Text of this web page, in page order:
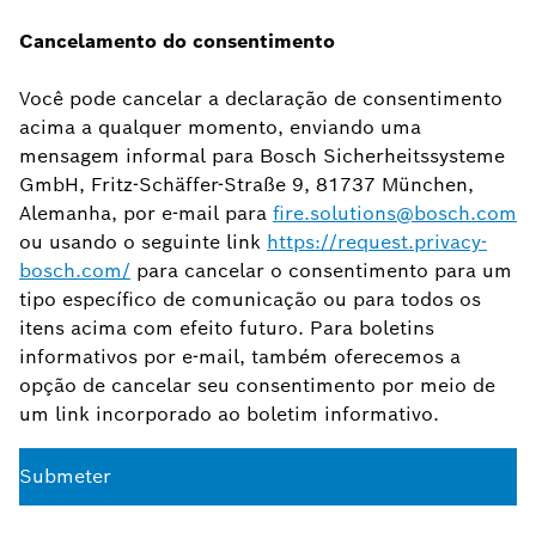
Cancelamento do consentimento
Você pode cancelar a declaração de consentimento
acima a qualquer momento, enviando uma
mensagem informal para Bosch Sicherheitssysteme
GmbH, Fritz-Schäffer-Straße 9, 81737 München,
Alemanha, por e-mail para fire.solutions@bosch.com
ou usando o seguinte link https://request.privacy-
bosch.com/ para cancelar o consentimento para um
tipo específico de comunicação ou para todos os
itens acima com efeito futuro. Para boletins
informativos por e-mail, também oferecemos a
opção de cancelar seu consentimento por meio de
um link incorporado ao boletim informativo.
Submeter